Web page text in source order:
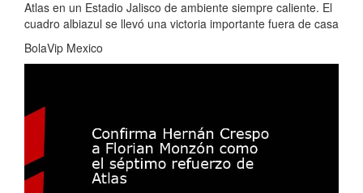
Atlas en un Estadio Jalisco de ambiente siempre caliente. El
cuadro albiazul se llevó una victoria importante fuera de casa
BolaVip Mexico